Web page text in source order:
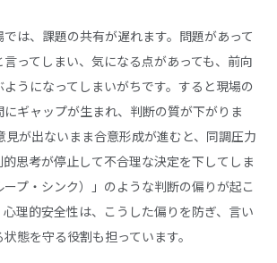
は、課題の共有が遅れます。問題があって
ってしまい、気になる点があっても、前向
うになってしまいがちです。すると現場の
ギャップが生まれ、判断の質が下がりま
見が出ないまま合意形成が進むと、同調圧力
思考が停止して不合理な決定を下してしま
プ・シンク）」のような判断の偏りが起こ
心理的安全性は、こうした偏りを防ぎ、言い
態を守る役割も担っています。